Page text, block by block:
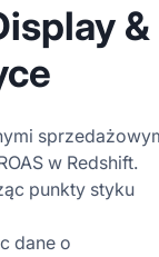
&
w Redshift.
punkty styku
dane o